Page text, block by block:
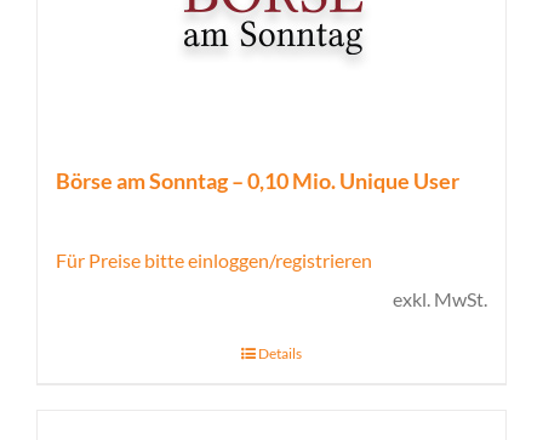
Börse am Sonntag – 0,10 Mio. Unique User
Für Preise bitte einloggen/registrieren
exkl. MwSt.
Details